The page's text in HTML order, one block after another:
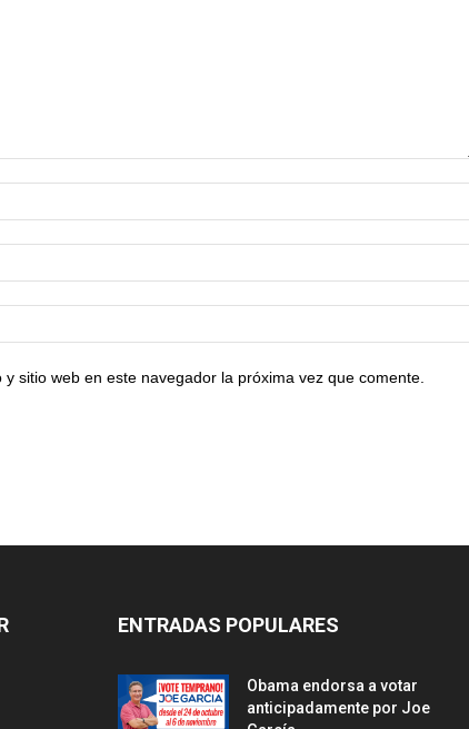
sitio web en este navegador la próxima vez que comente.
ENTRADAS POPULARES
Obama endorsa a votar
anticipadamente por Joe